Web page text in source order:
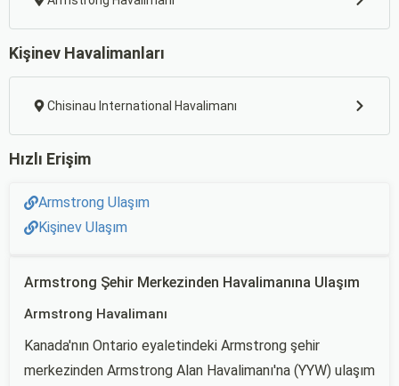
Kişinev Havalimanları
Chisinau International Havalimanı
Hızlı Erişim
Armstrong Ulaşım
Kişinev Ulaşım
Armstrong Şehir Merkezinden Havalimanına Ulaşım
Armstrong Havalimanı
Kanada'nın Ontario eyaletindeki Armstrong şehir
merkezinden Armstrong Alan Havalimanı'na (YYW) ulaşım